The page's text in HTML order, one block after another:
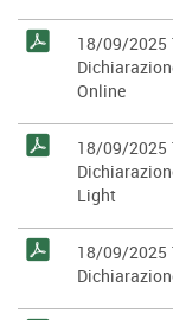
18/09/2025
Online
18/09/2025
Light
18/09/2025